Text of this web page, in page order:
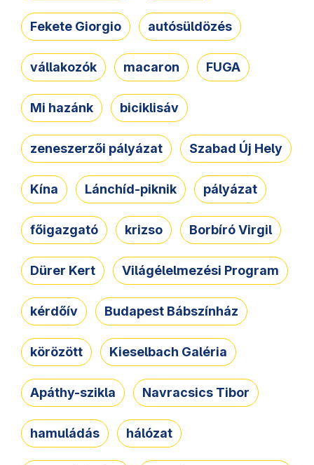
Fekete Giorgio autósüldözés
vállakozók macaron FUGA
Mi hazánk biciklisáv
zeneszerzői pályázat Szabad Új Hely
Kína Lánchíd-piknik pályázat
főigazgató krizso Borbíró Virgil
Dürer Kert Világélelmezési Program
kérdőív Budapest Bábszínház
körözött Kieselbach Galéria
Apáthy-szikla Navracsics Tibor
hamuládás hálózat